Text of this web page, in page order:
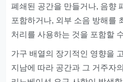
폐쇄된 공간을 만들거나, 음향
포함하거나, 외부 소음 방해를
처리를 사용하는 것을 포함할
가구 배열의 장기적인 영향을
지남에 따라 공간과 그 거주자